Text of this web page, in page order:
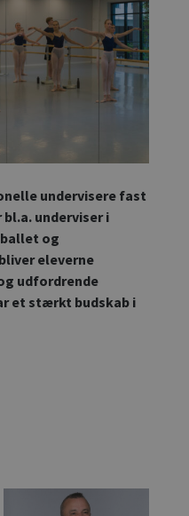
undervisere fast
underviser i
og
eleverne
udfordrende
et stærkt budskab i